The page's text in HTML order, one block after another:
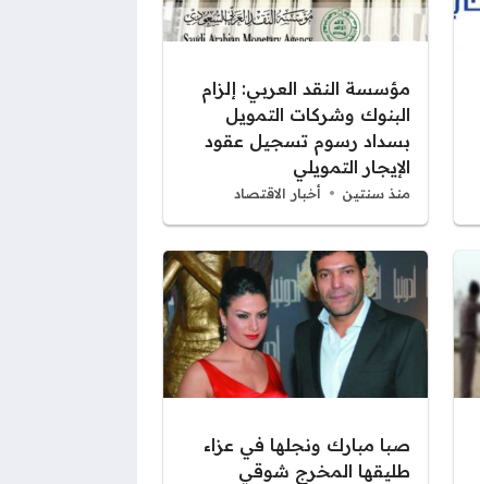
مؤسسة النقد العربي: إلزام
البنوك وشركات التمويل
بسداد رسوم تسجيل عقود
الإيجار التمويلي
منذ سنتين أخبار الاقتصاد
صبا مبارك ونجلها في عزاء
طليقها المخرج شوقي